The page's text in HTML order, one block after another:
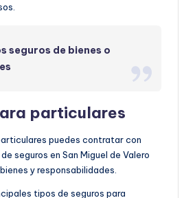
seguros de bienes o
particulares
puedes contratar con
seguros en San Miguel de Valero
y responsabilidades.
tipos de seguros para